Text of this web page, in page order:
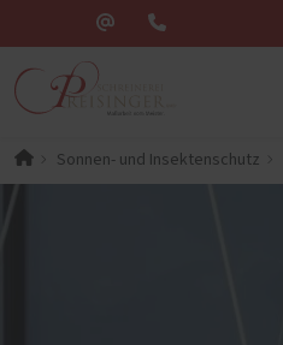
Sonnen- und Insektenschutz